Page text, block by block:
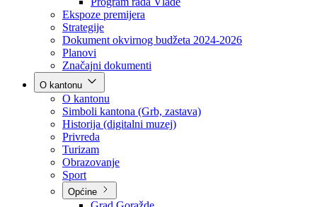
Vlada
Poslovnik
Program rada Vlade
Ekspoze premijera
Strategije
Dokument okvirnog budžeta 2024-2026
Planovi
Značajni dokumenti
O kantonu
O kantonu
Simboli kantona (Grb, zastava)
Historija (digitalni muzej)
Privreda
Turizam
Obrazovanje